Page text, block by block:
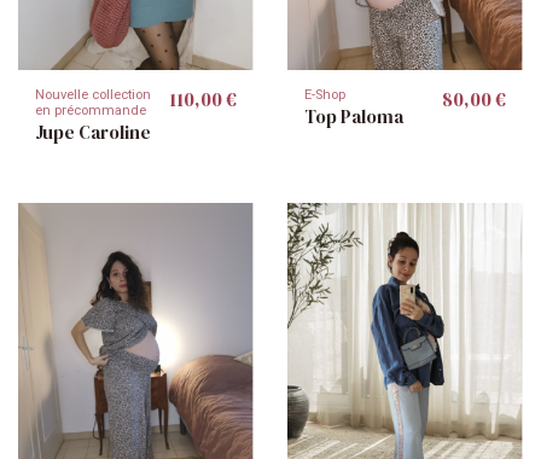
Nouvelle collection
en précommande
Jupe Caroline
110,00 € E-Shop
Top Paloma
80,00 €